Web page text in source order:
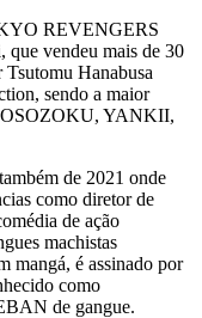
REVENGERS
que vendeu mais de 30
Hanabusa
sendo a maior
YANKII,
de 2021 onde
como diretor de
de ação
machistas
mangá, é assinado por
como
de gangue.